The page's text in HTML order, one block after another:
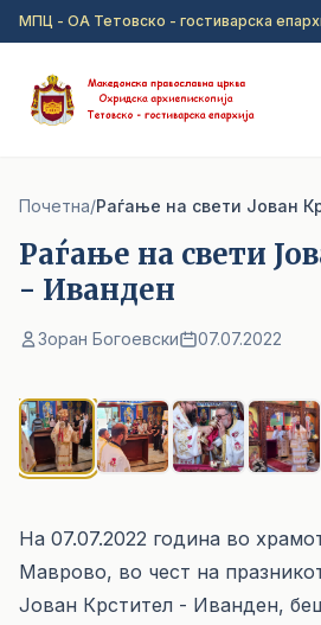
Прејди на главна содржина
МПЦ - ОА Тетовско - гостиварска
Почетна/Раѓање на свети Јован
Раѓање на свети
- Иванден
Зоран Богоевски 07.07.2022
На 07.07.2022 година во
Маврово, во чест на
Јован Крстител - Иванден,